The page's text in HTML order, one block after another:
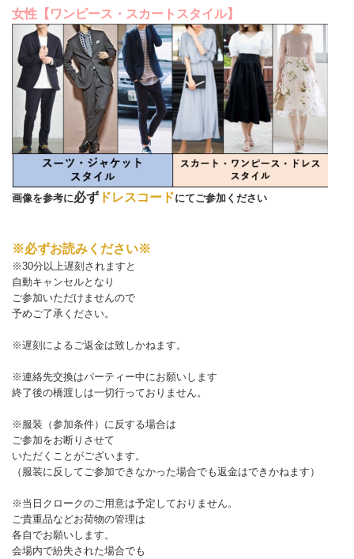
女性【ワンピース・スカートスタイル】
画像を参考に必ず ドレスコードにてご参加ください
※必ずお読みください※
※30分以上遅刻されますと
自動キャンセルとなり
ご参加いただけませんので
予めご了承ください。
※遅刻によるご返金は致しかねます。
※連絡先交換はパーティー中にお願いします
終了後の橋渡しは一切行っておりません。
※服装（参加条件）に反する場合は
ご参加をお断りさせて
いただくことがございます。
（服装に反してご参加できなかった場合でも返金はできかねます）
※当日クロークのご用意は予定しておりません。
ご貴重品などお荷物の管理は
各自でお願いします。
会場内で紛失された場合でも